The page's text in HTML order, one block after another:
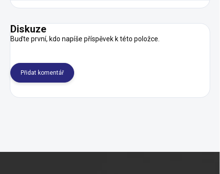
Diskuze
Buďte první, kdo napíše příspěvek k této položce.
Přidat komentář